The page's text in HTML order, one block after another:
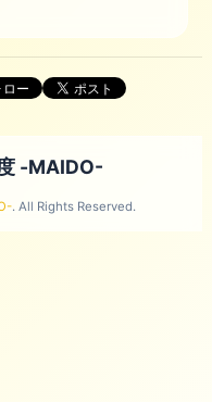
-MAIDO-
. All Rights Reserved.